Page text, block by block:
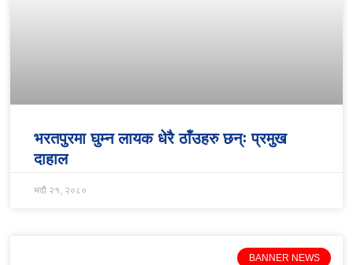
भरतपुरमा घुम्न लायक धेरै ठाँउहरु छन्ः प्रमुख
दाहाल
भदौ २१, २०८०
BANNER NEWS